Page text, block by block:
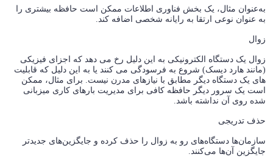
به‌عنوان مثال، یک بخش فناوری اطلاعات ممکن است حافظه بیشتری را
به عنوان نوعی ارتقا به رایانه شخصی اضافه کند.
زوال
زوال یک دستگاه الکترونیکی به این دلیل رخ می دهد که اجزای فیزیکی
(مانند هارد دیسک) شروع به فرسودگی می کنند یا به این دلیل که قابلیت
های یک دستگاه دیگر مطابق با نیازهای مدرن نیست. برای مثال، ممکن
است یک سرور دیگر حافظه کافی برای مدیریت بارهای کاری میزبانی
شده روی آن نداشته باشد.
حذف تدریجی
سازمان‌ها دستگاه‌های رو به زوال را حذف کرده و جایگزین‌های جدیدتر
جایگزین آن‌ها می‌کنند.